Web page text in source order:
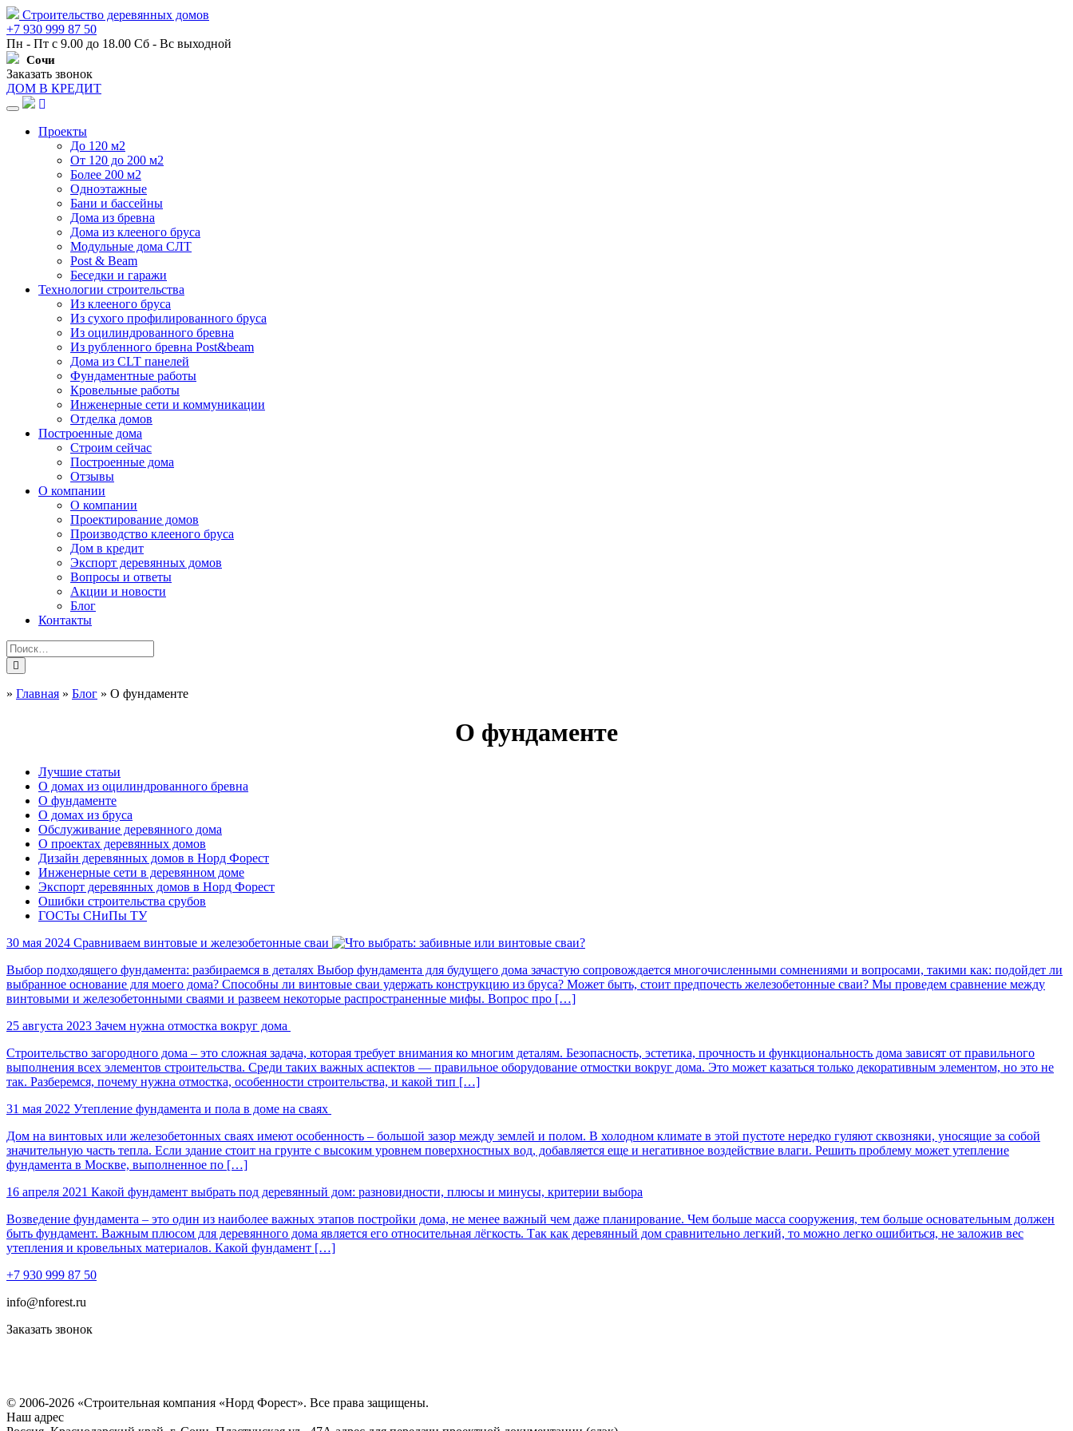
Строительство деревянных домов
+7 930 999 87 50
Пн - Пт с 9.00 до 18.00 Сб - Вс выходной
Сочи
Заказать звонок
ДОМ В КРЕДИТ
Навигация
Проекты
До 120 м2
От 120 до 200 м2
Более 200 м2
Одноэтажные
Бани и бассейны
Дома из бревна
Дома из клееного бруса
Модульные дома СЛТ
Post & Beam
Беседки и гаражи
Технологии строительства
Из клееного бруса
Из сухого профилированного бруса
Из оцилиндрованного бревна
Из рубленного бревна Post&beam
Дома из CLT панелей
Фундаментные работы
Кровельные работы
Инженерные сети и коммуникации
Отделка домов
Построенные дома
Строим сейчас
Построенные дома
Отзывы
О компании
О компании
Проектирование домов
Производство клееного бруса
Дом в кредит
Экспорт деревянных домов
Вопросы и ответы
Акции и новости
Блог
Контакты
» Главная » Блог » О фундаменте
О фундаменте
Лучшие статьи
О домах из оцилиндрованного бревна
О фундаменте
О домах из бруса
Обслуживание деревянного дома
О проектах деревянных домов
Дизайн деревянных домов в Норд Форест
Инженерные сети в деревянном доме
Экспорт деревянных домов в Норд Форест
Ошибки строительства срубов
ГОСТы СНиПы ТУ
30 мая 2024 Сравниваем винтовые и железобетонные сваи
Выбор подходящего фундамента: разбираемся в деталях Выбор фундамента для будущего дома зачастую сопровождается многочисленными сомнениями и вопросами, такими как: подойдет ли
выбранное основание для моего дома? Способны ли винтовые сваи удержать конструкцию из бруса? Может быть, стоит предпочесть железобетонные сваи? Мы проведем сравнение между
винтовыми и железобетонными сваями и развеем некоторые распространенные мифы. Вопрос про […]
25 августа 2023 Зачем нужна отмостка вокруг дома
Строительство загородного дома – это сложная задача, которая требует внимания ко многим деталям. Безопасность, эстетика, прочность и функциональность дома зависят от правильного
выполнения всех элементов строительства. Среди таких важных аспектов — правильное оборудование отмостки вокруг дома. Это может казаться только декоративным элементом, но это не
так. Разберемся, почему нужна отмостка, особенности строительства, и какой тип […]
31 мая 2022 Утепление фундамента и пола в доме на сваях
Дом на винтовых или железобетонных сваях имеют особенность – большой зазор между землей и полом. В холодном климате в этой пустоте нередко гуляют сквозняки, уносящие за собой
значительную часть тепла. Если здание стоит на грунте с высоким уровнем поверхностных вод, добавляется еще и негативное воздействие влаги. Решить проблему может утепление
фундамента в Москве, выполненное по […]
16 апреля 2021 Какой фундамент выбрать под деревянный дом: разновидности, плюсы и минусы, критерии выбора
Возведение фундамента – это один из наиболее важных этапов постройки дома, не менее важный чем даже планирование. Чем больше масса сооружения, тем больше основательным должен
быть фундамент. Важным плюсом для деревянного дома является его относительная лёгкость. Так как деревянный дом сравнительно легкий, то можно легко ошибиться, не заложив вес
утепления и кровельных материалов. Какой фундамент […]
+7 930 999 87 50
info@nforest.ru
Заказать звонок
© 2006-2026 «Строительная компания «Норд Форест». Все права защищены.
Наш адрес